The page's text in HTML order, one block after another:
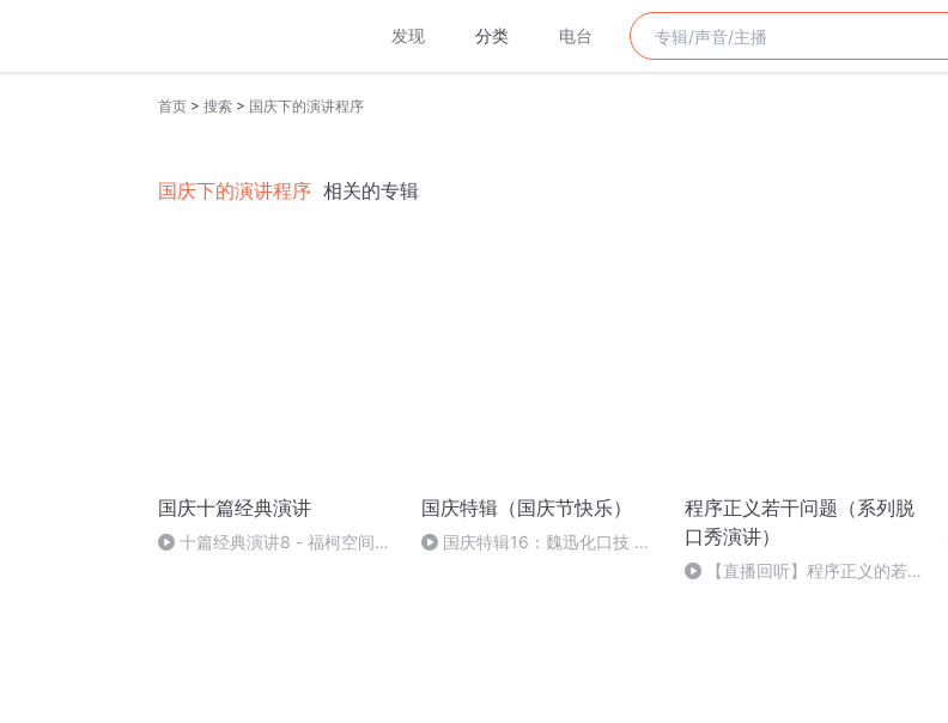
发现 分类 电台
首页 > 搜索 > 国庆下的演讲程序
国庆下的演讲程序 相关的专辑
国庆十篇经典演讲
十篇经典演讲8 - 福柯空间回
国庆特辑（国庆节快乐）
国庆特辑16：魏迅化口技 二
程序正义若干问题（系列脱
口秀演讲）
【直播回听】程序正义的若干